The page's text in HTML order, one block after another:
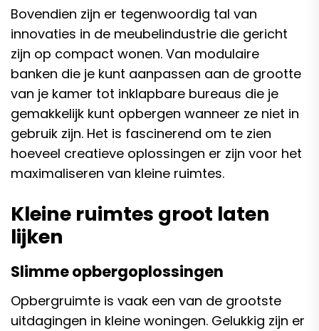
Bovendien zijn er tegenwoordig tal van
innovaties in de meubelindustrie die gericht
zijn op compact wonen. Van modulaire
banken die je kunt aanpassen aan de grootte
van je kamer tot inklapbare bureaus die je
gemakkelijk kunt opbergen wanneer ze niet in
gebruik zijn. Het is fascinerend om te zien
hoeveel creatieve oplossingen er zijn voor het
maximaliseren van kleine ruimtes.
Kleine ruimtes groot laten
lijken
Slimme opbergoplossingen
Opbergruimte is vaak een van de grootste
uitdagingen in kleine woningen. Gelukkig zijn er